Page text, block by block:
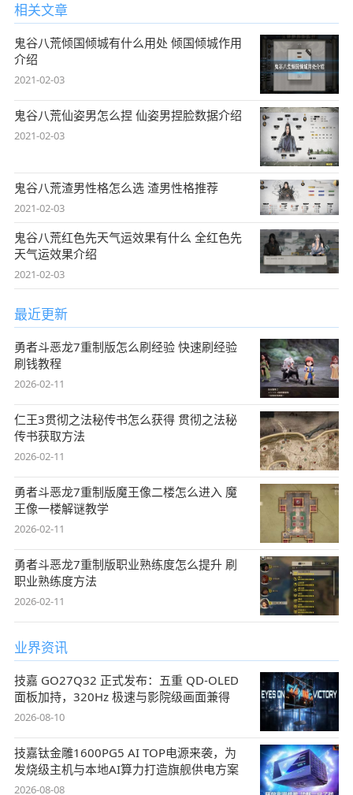
相关文章
鬼谷八荒倾国倾城有什么用处 倾国倾城作用
介绍
2021-02-03
鬼谷八荒仙姿男怎么捏 仙姿男捏脸数据介绍
2021-02-03
鬼谷八荒渣男性格怎么选 渣男性格推荐
2021-02-03
鬼谷八荒红色先天气运效果有什么 全红色先
天气运效果介绍
2021-02-03
最近更新
勇者斗恶龙7重制版怎么刷经验 快速刷经验
刷钱教程
2026-02-11
仁王3贯彻之法秘传书怎么获得 贯彻之法秘
传书获取方法
2026-02-11
勇者斗恶龙7重制版魔王像二楼怎么进入 魔
王像一楼解谜教学
2026-02-11
勇者斗恶龙7重制版职业熟练度怎么提升 刷
职业熟练度方法
2026-02-11
业界资讯
技嘉 GO27Q32 正式发布：五重 QD-OLED
面板加持，320Hz 极速与影院级画面兼得
2026-08-10
技嘉钛金雕1600PG5 AI TOP电源来袭，为
发烧级主机与本地AI算力打造旗舰供电方案
2026-08-08